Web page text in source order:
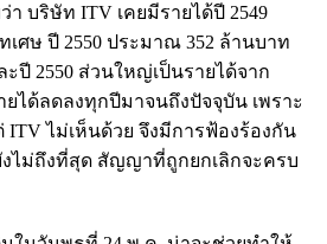
า บริษัท ITV เคยมีรายได้ปี 2549
ศษ ปี 2550 ประมาณ 352 ล้านบาท
ะปี 2550 ส่วนใหญ่เป็นรายได้จาก
ได้ลดลงทุกปีมาจนถึงปัจจุบัน เพราะ
ไม่เห็นด้วย จึงมีการฟ้องร้องกัน
ไม่ถึงที่สุด สัญญาที่ถูกยกเลิกจะครบ